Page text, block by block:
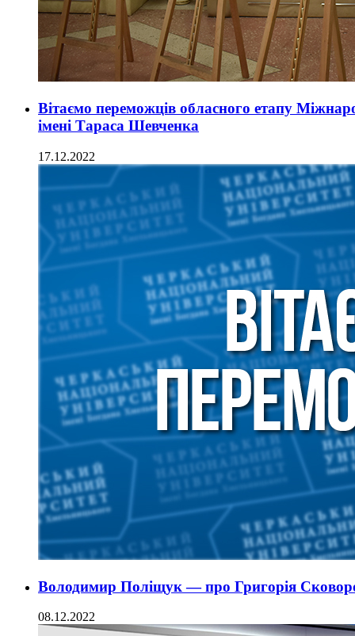
Вітаємо переможців обласного етапу
імені Тараса Шевченка
17.12.2022
Володимир Поліщук — про Григорія
08.12.2022